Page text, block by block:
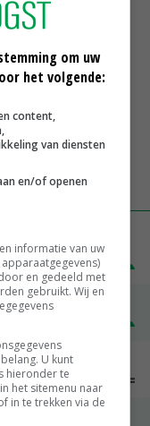
euro winst
seizoen
€ 269,00 € 7,00
€ 134,00
om uw
het volgende:
content,
van diensten
en/of openen
informatie van uw
en gedeeld met
gebruikt. Wij en
U kunt
hieronder te
het sitemenu naar
in te trekken via de